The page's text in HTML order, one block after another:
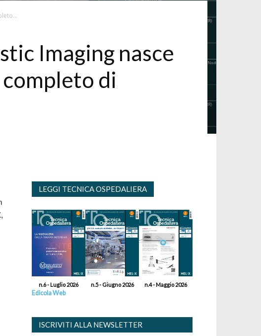
Imaging nasce
di
LEGGI TECNICA OSPEDALIERA
n.6 - Luglio 2026 n.5 - Giugno 2026 n.4 - Maggio 2026
Edicola Web
ISCRIVITI ALLA NEWSLETTER